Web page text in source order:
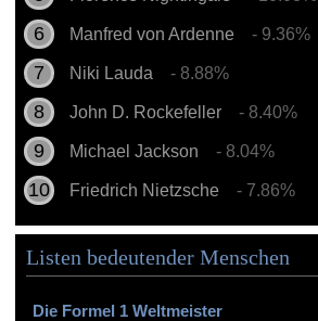
Manfred von Ardenne - 9.36%
Niki Lauda - 8.88%
John D. Rockefeller - 8.40%
Michael Jackson - 8.04%
Friedrich Nietzsche - 7.86%
Listen bedeutender Menschen
Die Formel 1 Weltmeister